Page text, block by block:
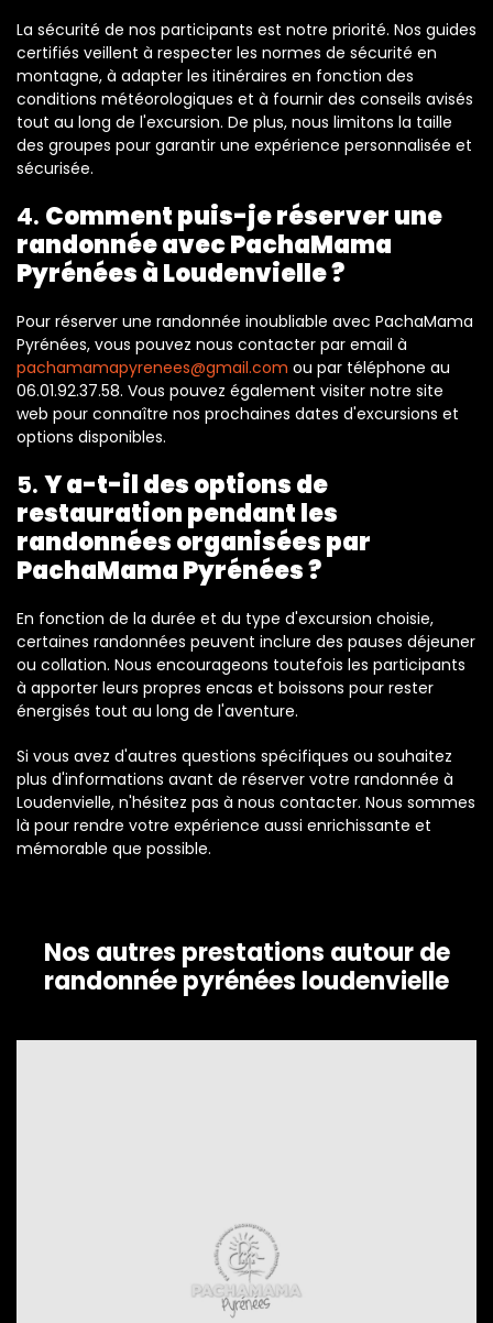
La sécurité de nos participants est notre priorité. Nos guides
certifiés veillent à respecter les normes de sécurité en
montagne, à adapter les itinéraires en fonction des
conditions météorologiques et à fournir des conseils avisés
tout au long de l'excursion. De plus, nous limitons la taille
des groupes pour garantir une expérience personnalisée et
sécurisée.
4. Comment puis-je réserver une
randonnée avec PachaMama
Pyrénées à Loudenvielle ?
Pour réserver une randonnée inoubliable avec PachaMama
Pyrénées, vous pouvez nous contacter par email à
pachamamapyrenees@gmail.com ou par téléphone au
06.01.92.37.58. Vous pouvez également visiter notre site
web pour connaître nos prochaines dates d'excursions et
options disponibles.
5.Y a-t-il des options de
restauration pendant les
randonnées organisées par
PachaMama Pyrénées ?
En fonction de la durée et du type d'excursion choisie,
certaines randonnées peuvent inclure des pauses déjeuner
ou collation. Nous encourageons toutefois les participants
à apporter leurs propres encas et boissons pour rester
énergisés tout au long de l'aventure.
Si vous avez d'autres questions spécifiques ou souhaitez
plus d'informations avant de réserver votre randonnée à
Loudenvielle, n'hésitez pas à nous contacter. Nous sommes
là pour rendre votre expérience aussi enrichissante et
mémorable que possible.
Nos autres prestations autour de
randonnée pyrénées loudenvielle